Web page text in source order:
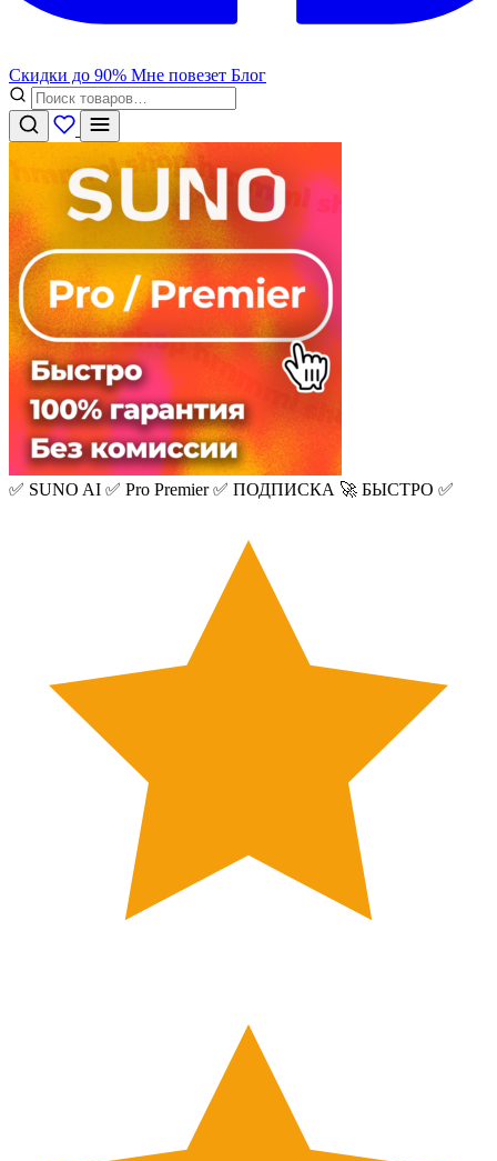
Скидки до 90% Мне повезет Блог
✅ SUNO AI ✅ Pro Premier ✅ ПОДПИСКА 🚀 БЫСТРО ✅